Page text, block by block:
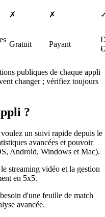
✗ ✗
Gratuit Payant
publiques de chaque appli
changer ; vérifiez toujours
?
un suivi rapide depuis le
avancées et pouvoir
Android, Windows et Mac).
streaming vidéo et la gestion
en 5x5.
d'une feuille de match
avancée.